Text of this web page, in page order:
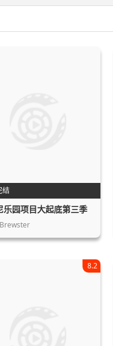
结
乐园项目大起底第三季
8.2